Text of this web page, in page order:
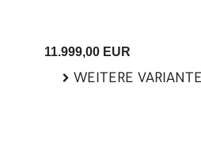
11.999,00 EUR
WEITERE